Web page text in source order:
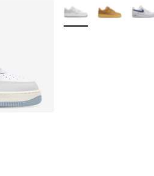
Plus de couleurs